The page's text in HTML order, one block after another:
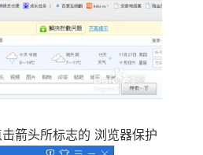
箭头所标志的 浏览器保护